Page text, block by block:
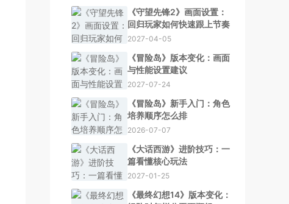
《守望先锋2》画面设置：
回归玩家如何快速跟上节奏
2027-04-05
《冒险岛》版本变化：画面
与性能设置建议
2027-07-24
《冒险岛》新手入门：角色
培养顺序怎么排
2026-07-07
《大话西游》进阶技巧：一
篇看懂核心玩法
2027-01-25
《最终幻想14》版本变化：